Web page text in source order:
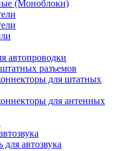
(Моноблоки)
автопроводки
разъемов
для штатных
для антенных
автозвука